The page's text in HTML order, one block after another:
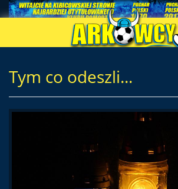
Tym co odeszli...